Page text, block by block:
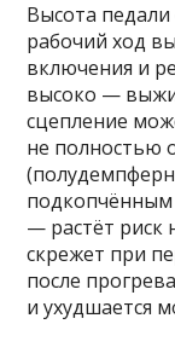
Высота
рабочий ход
включения и
высоко —
сцепление
не полностью
— растёт риск
скрежет при
после
и ухудшается